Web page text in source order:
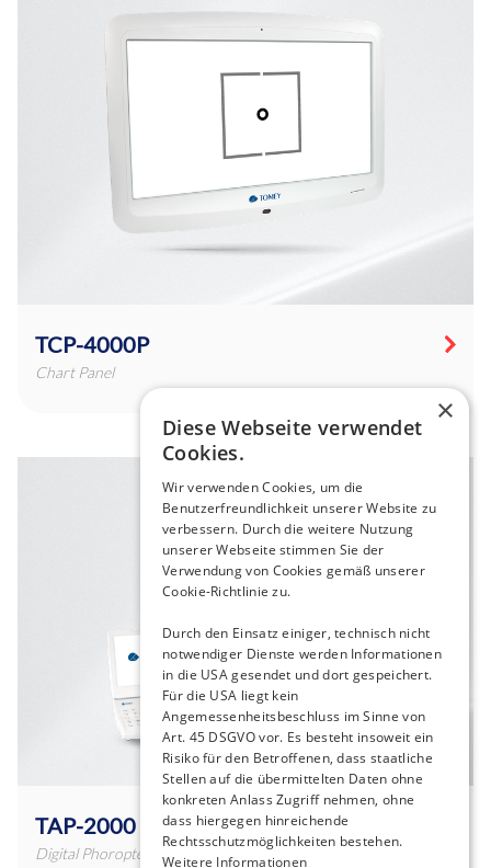
TCP-4000P
Chart Panel
TAP-2000
Digital Phoropter
×
Diese Webseite verwendet
Cookies.
Wir verwenden Cookies, um die
Benutzerfreundlichkeit unserer Website zu
verbessern. Durch die weitere Nutzung
unserer Webseite stimmen Sie der
Verwendung von Cookies gemäß unserer
Cookie-Richtlinie zu.
Durch den Einsatz einiger, technisch nicht
notwendiger Dienste werden Informationen
in die USA gesendet und dort gespeichert.
Für die USA liegt kein
Angemessenheitsbeschluss im Sinne von
Art. 45 DSGVO vor. Es besteht insoweit ein
Risiko für den Betroffenen, dass staatliche
Stellen auf die übermittelten Daten ohne
konkreten Anlass Zugriff nehmen, ohne
dass hiergegen hinreichende
Rechtsschutzmöglichkeiten bestehen.
Weitere Informationen